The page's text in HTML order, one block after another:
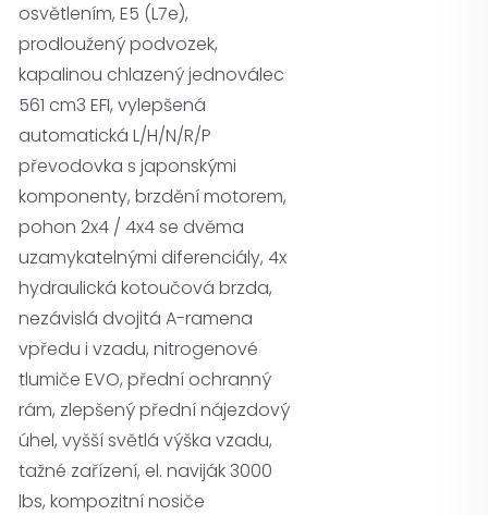
osvětlením, E5 (L7e),
prodloužený podvozek,
kapalinou chlazený jednoválec
561 cm3 EFI, vylepšená
automatická L/H/N/R/P
převodovka s japonskými
komponenty, brzdění motorem,
pohon 2x4 / 4x4 se dvěma
uzamykatelnými diferenciály, 4x
hydraulická kotoučová brzda,
nezávislá dvojitá A-ramena
vpředu i vzadu, nitrogenové
tlumiče EVO, přední ochranný
rám, zlepšený přední nájezdový
úhel, vyšší světlá výška vzadu,
tažné zařízení, el. naviják 3000
lbs, kompozitní nosiče